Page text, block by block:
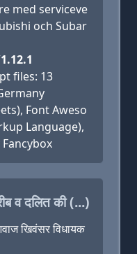
med serviceve
och Subar
files: 13
Font Aweso
Language),
व दलित की (...)
खिवंसर विधायक